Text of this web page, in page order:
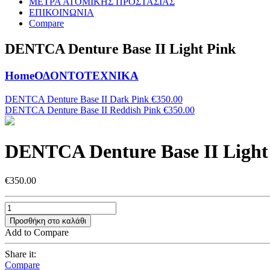
ΕΠΙΚΟΙΝΩΝΙΑ
Compare
DENTCA Denture Base II Light Pink
HomeΟΔΟΝΤΟΤΕΧΝΙΚΑ
DENTCA Denture Base II Dark Pink €350.00
DENTCA Denture Base II Reddish Pink €350.00
DENTCA Denture Base II
€350.00
Προσθήκη στο καλάθι
Add to Compare
Share it:
Compare